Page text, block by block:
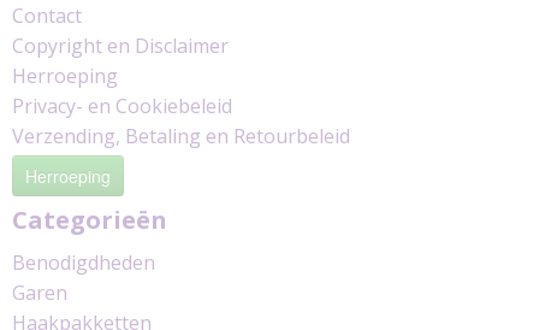
Contact
Copyright en Disclaimer
Herroeping
Privacy- en Cookiebeleid
Verzending, Betaling en Retourbeleid
Herroeping
Categorieën
Benodigdheden
Garen
Haakpakketten